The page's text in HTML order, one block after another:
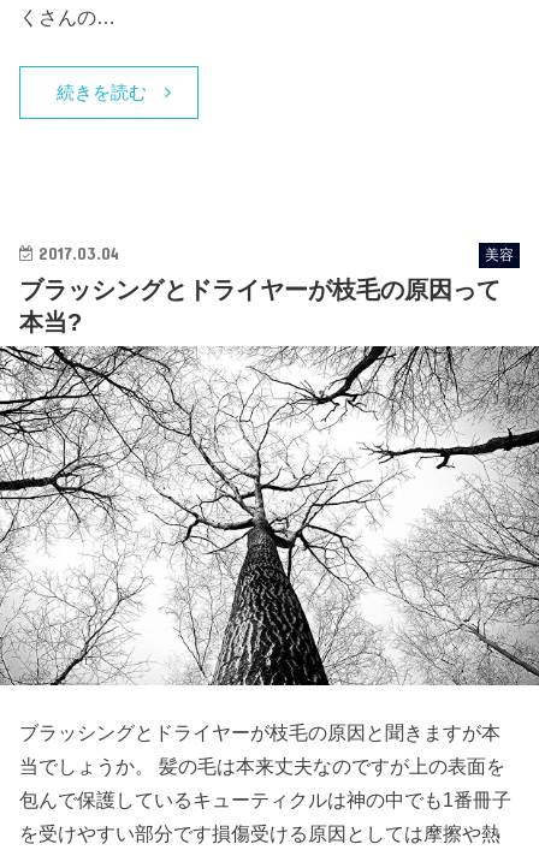
くさんの…
続きを読む
2017.03.04 美容
ブラッシングとドライヤーが枝毛の原因って
本当?
ブラッシングとドライヤーが枝毛の原因と聞きますが本
当でしょうか。 髪の毛は本来丈夫なのですが上の表面を
包んで保護しているキューティクルは神の中でも1番冊子
を受けやすい部分です損傷受ける原因としては摩擦や熱